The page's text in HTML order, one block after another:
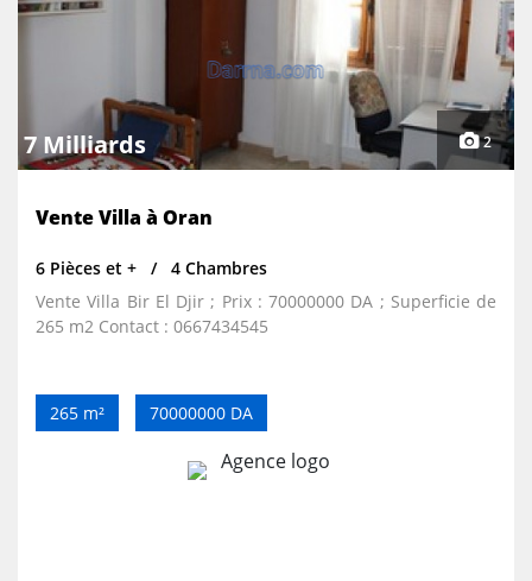
7 Milliards 2
Vente Villa à Oran
6 Pièces et +
4 Chambres
Vente Villa Bir El Djir ; Prix : 70000000 DA ; Superficie de
265 m2 Contact : 0667434545
265 m² 70000000 DA